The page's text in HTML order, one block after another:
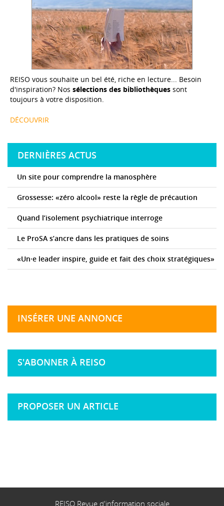
REISO vous souhaite un bel été, riche en lecture... Besoin
d'inspiration? Nos sélections des bibliothèques sont
toujours à votre disposition.
DÉCOUVRIR
DERNIÈRES ACTUS
Un site pour comprendre la manosphère
Grossesse: «zéro alcool» reste la règle de précaution
Quand l’isolement psychiatrique interroge
Le ProSA s’ancre dans les pratiques de soins
«Un·e leader inspire, guide et fait des choix stratégiques»
INSÉRER UNE ANNONCE
S'ABONNER À REISO
PROPOSER UN ARTICLE
REISO Revue d'information sociale